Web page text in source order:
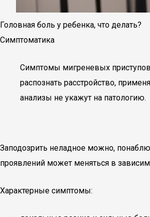
Головная боль у ребенка, что делать?
Симптоматика
Симптомы мигреневых приступов
распознать расстройство,
анализы не укажут на патологию.
Заподозрить неладное можно,
проявлений может меняться в
Характерные симптомы: